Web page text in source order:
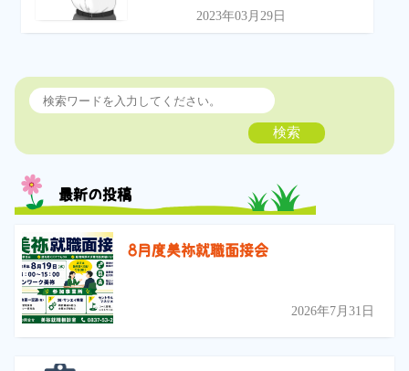
2023年03月29日
検索
最新の投稿
8月度美祢就職面接会
2026年7月31日